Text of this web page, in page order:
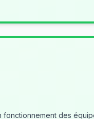
fonctionnement des